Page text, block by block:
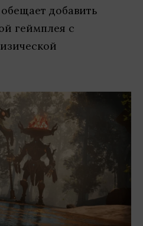
добавить
геймплея с